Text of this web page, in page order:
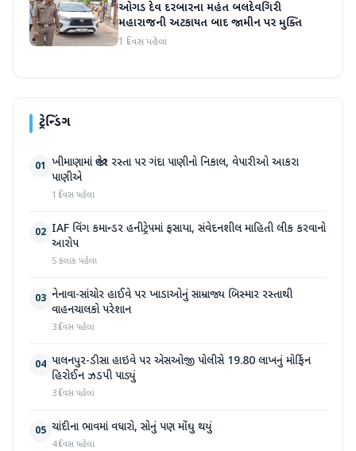
ઓગડ દેવ દરબારના મહંત બલદેવગિરી
મહારાજની અટકાયત બાદ જામીન પર મુક્તિ
1 દિવસ પહેલા
ટ્રેન્ડિંગ
01 ખીમાણામાં જાહેર રસ્તા પર ગંદા પાણીનો નિકાલ, વેપારીઓ આકરા
પાણીએ
1 દિવસ પહેલા
02 IAF વિંગ કમાન્ડર હનીટ્રેપમાં ફસાયા, સંવેદનશીલ માહિતી લીક કરવાનો
આરોપ
5 કલાક પહેલા
03 નેનાવા-સાંચોર હાઈવે પર ખાડાઓનું સામ્રાજ્ય બિસ્માર રસ્તાથી
વાહનચાલકો પરેશાન
3 દિવસ પહેલા
04 પાલનપુર-ડીસા હાઇવે પર એસઓજી પોલીસે 19.80 લાખનું મોર્ફિન
હિરોઈન ઝડપી પાડ્યું
3 દિવસ પહેલા
05 ચાંદીના ભાવમાં વધારો, સોનું પણ મોંઘુ થયું
4 દિવસ પહેલા